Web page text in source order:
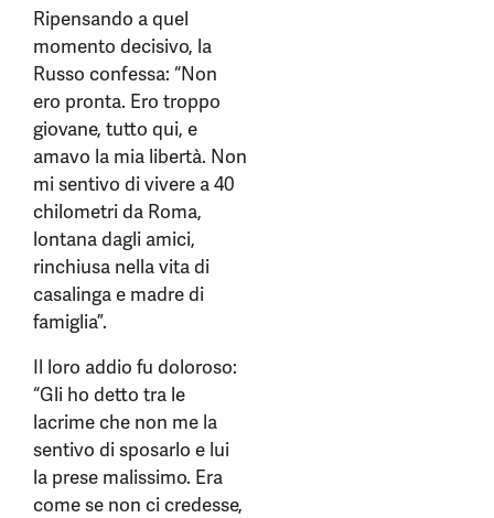
Ripensando a quel
momento decisivo, la
Russo confessa: “Non
ero pronta. Ero troppo
giovane, tutto qui, e
amavo la mia libertà. Non
mi sentivo di vivere a 40
chilometri da Roma,
lontana dagli amici,
rinchiusa nella vita di
casalinga e madre di
famiglia”.
Il loro addio fu doloroso:
“Gli ho detto tra le
lacrime che non me la
sentivo di sposarlo e lui
la prese malissimo. Era
come se non ci credesse,